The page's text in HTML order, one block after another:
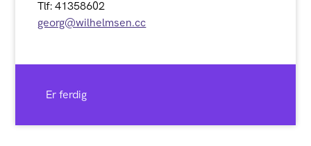
Tlf: 41358602
georg@wilhelmsen.cc
Er ferdig